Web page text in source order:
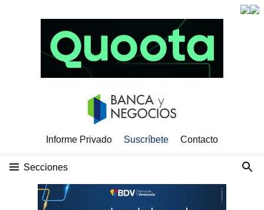
Informe Privado Suscríbete Contacto
Secciones